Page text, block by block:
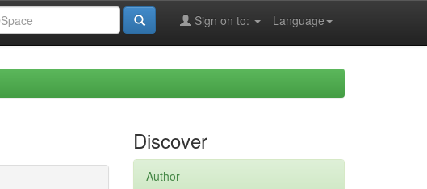
Language
Sign on to:
Discover
Author